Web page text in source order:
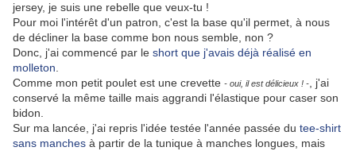
jersey, je suis une rebelle que veux-tu !
Pour moi l'intérêt d'un patron, c'est la base qu'il permet, à nous
de décliner la base comme bon nous semble, non ?
Donc, j'ai commencé par le short que j'avais déjà réalisé en
molleton
Comme mon petit poulet est une crevette - oui, il est délicieux ! -
, j'ai
conservé la même taille mais aggrandi l'élastique pour caser son
bidon.
Sur ma lancée, j'ai repris l'idée testée l'année passée du tee-shirt
sans manches à partir de la tunique à manches longues, mais